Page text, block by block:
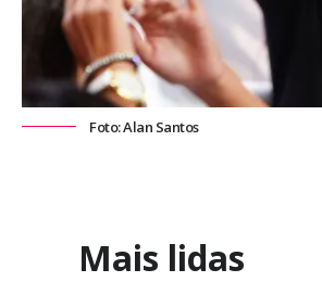
Foto: Alan Santos
Mais lidas